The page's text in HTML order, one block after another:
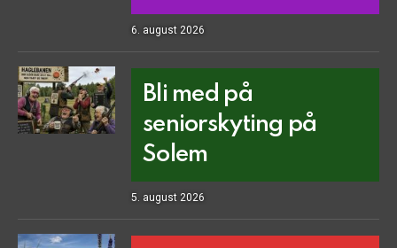
6. august 2026
Bli med på
seniorskyting på
Solem
5. august 2026